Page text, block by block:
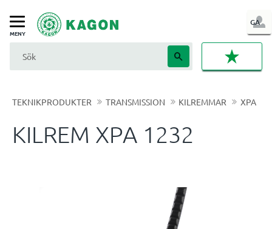
Meny
GA
IN
TEKNIKPRODUKTER TRANSMISSION KILREMMAR XPA
KILREM XPA 1232